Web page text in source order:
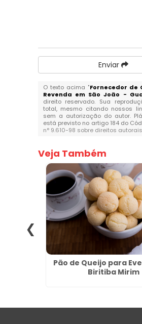
Enviar
O texto acima "Fornecedor de
Revenda em São João -
direito reservado. Sua
total, mesmo citando nossos
sem a autorização do autor.
está previsto no artigo 184 do
n° 9.610-98 sobre direitos autorais
Veja Também
Pão de Queijo para
Biritiba Mirim